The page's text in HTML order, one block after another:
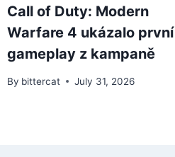
Call of Duty: Modern
Warfare 4 ukázalo první
gameplay z kampaně
By bittercat July 31, 2026